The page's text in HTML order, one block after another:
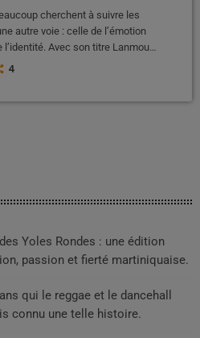
cherchent à suivre les
autre voie : celle de l’émotion
Avec son titre Lanmou
à la fois élégant, intense et
4
Yoles Rondes : une édition
passion et fierté martiniquaise.
qui le reggae et le dancehall
connu une telle histoire.